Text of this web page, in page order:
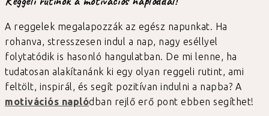
A reggelek megalapozzák az egész napunkat. Ha
rohanva, stresszesen indul a nap, nagy eséllyel
folytatódik is hasonló hangulatban. De mi lenne, ha
tudatosan alakítanánk ki egy olyan reggeli rutint, ami
feltölt, inspirál, és segít pozitívan indulni a napba? A
motivációs naplódban rejlő erő pont ebben segíthet!